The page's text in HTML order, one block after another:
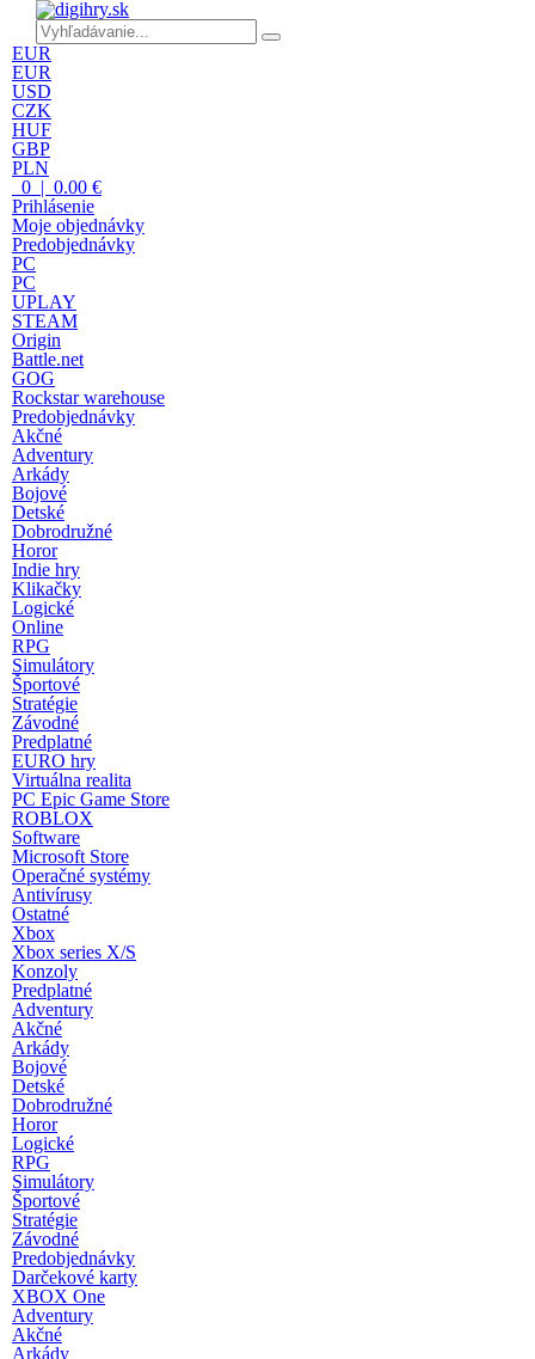
EUR
EUR
USD
CZK
HUF
GBP
PLN
0 | 0.00 €
Prihlásenie
Moje objednávky
Predobjednávky
PC
PC
UPLAY
STEAM
Origin
Battle.net
GOG
Rockstar warehouse
Predobjednávky
Akčné
Adventury
Arkády
Bojové
Detské
Dobrodružné
Horor
Indie hry
Klikačky
Logické
Online
RPG
Simulátory
Športové
Stratégie
Závodné
Predplatné
EURO hry
Virtuálna realita
PC Epic Game Store
ROBLOX
Software
Microsoft Store
Operačné systémy
Antivírusy
Ostatné
Xbox
Xbox series X/S
Konzoly
Predplatné
Adventury
Akčné
Arkády
Bojové
Detské
Dobrodružné
Horor
Logické
RPG
Simulátory
Športové
Stratégie
Závodné
Predobjednávky
Darčekové karty
XBOX One
Adventury
Akčné
Arkády